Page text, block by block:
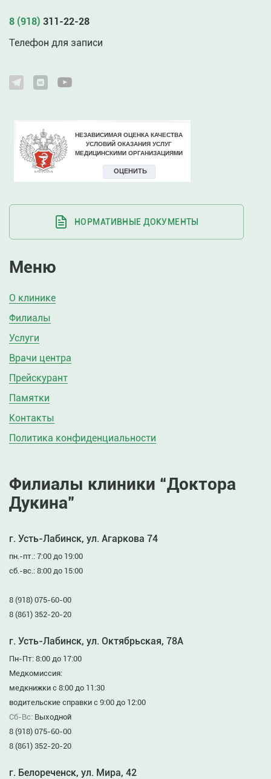
8 (918) 311-22-28
Телефон для записи
НОРМАТИВНЫЕ ДОКУМЕНТЫ
Меню
О клинике
Филиалы
Услуги
Врачи центра
Прейскурант
Памятки
Контакты
Политика конфиденциальности
Филиалы клиники “Доктора
Дукина”
г. Усть-Лабинск, ул. Агаркова 74
пн.-пт.: 7:00 до 19:00
сб.-вс.: 8:00 до 15:00
8 (918) 075-60-00
8 (861) 352-20-20
г. Усть-Лабинск, ул. Октябрьская, 78А
Пн-Пт: 8:00 до 17:00
Медкомиссия:
медкнижки с 8:00 до 11:30
водительские справки с 9:00 до 12:00
Сб-Вс: Выходной
8 (918) 075-60-00
8 (861) 352-20-20
г. Белореченск, ул. Мира, 42